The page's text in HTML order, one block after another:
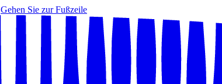
Gehen Sie zur Fußzeile